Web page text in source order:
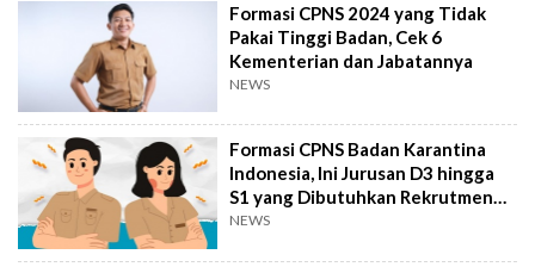
Formasi CPNS 2024 yang Tidak
Pakai Tinggi Badan, Cek 6
Kementerian dan Jabatannya
NEWS
Formasi CPNS Badan Karantina
Indonesia, Ini Jurusan D3 hingga
S1 yang Dibutuhkan Rekrutmen
ASN 2024
NEWS